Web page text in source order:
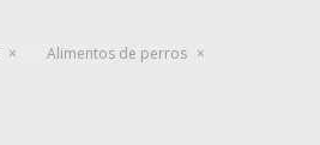
Alimentos de perros